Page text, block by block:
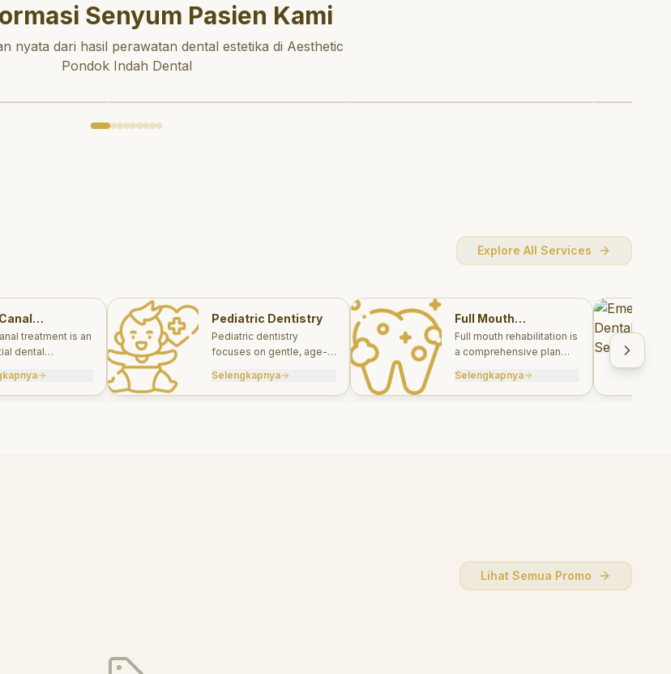
Senyum Pasien Kami
nyata dari hasil perawatan dental estetika di Aesthetic
Pondok Indah Dental
Explore All Services
treatment is an
dental
that has
damaged
Pediatric Dentistry
Pediatric dentistry
focuses on gentle, age-
for infants, children, and
teens.
Selengkapnya
Full Mouth
Rehabilitations
Full mouth rehabilitation is
a comprehensive plan
aesthetic treatments to
rebuild function, comfort,
Selengkapnya
Lihat Semua Promo